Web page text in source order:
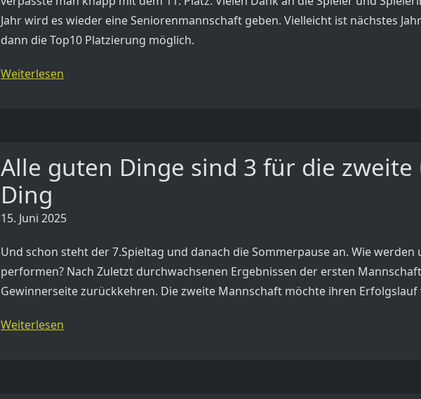
Jahr wird es wieder eine Seniorenmannschaft geben. Vielleicht ist nächstes
dann die Top10 Platzierung möglich.
Weiterlesen
Alle guten Dinge sind 3 für die zweite
Ding
15. Juni 2025
Und schon steht der 7.Spieltag und danach die Sommerpause an. Wie
performen? Nach Zuletzt durchwachsenen Ergebnissen der ersten
Gewinnerseite zurückkehren. Die zweite Mannschaft möchte ihren
Weiterlesen